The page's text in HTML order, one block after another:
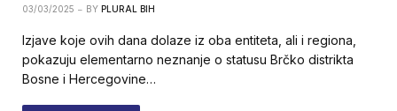
03/03/2025 BY PLURAL BIH
Izjave koje ovih dana dolaze iz oba entiteta, ali i regiona,
pokazuju elementarno neznanje o statusu Brčko distrikta
Bosne i Hercegovine…